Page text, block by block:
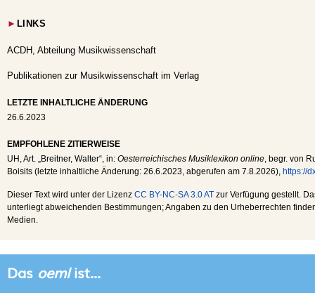
► LINKS
ACDH, Abteilung Musikwissenschaft
Publikationen zur Musikwissenschaft im Verlag
LETZTE INHALTLICHE ÄNDERUNG
26.6.2023
EMPFOHLENE ZITIERWEISE
UH , Art. „Breitner, Walter“, in: Oesterreichisches Musiklexikon online , begr. von
Boisits (letzte inhaltliche Änderung: 26.6.2023 , abgerufen am 7.8.2026), https://
Dieser Text wird unter der Lizenz CC BY-NC-SA 3.0 AT zur Verfügung gestellt.
unterliegt abweichenden Bestimmungen; Angaben zu den Urheberrechten
Medien.
Das oemlist...